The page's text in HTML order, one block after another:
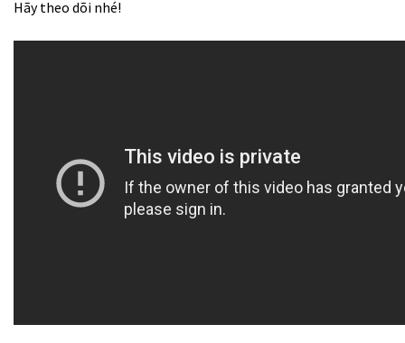
Hãy theo dõi nhé!